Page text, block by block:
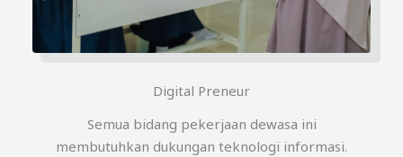
Digital Preneur
Semua bidang pekerjaan dewasa ini
membutuhkan dukungan teknologi informasi.